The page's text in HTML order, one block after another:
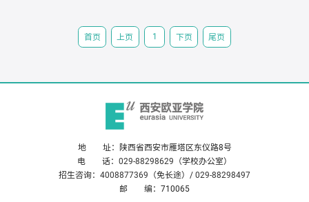
首页 上页 1 下页 尾页
地 址：陕西省西安市雁塔区东仪路8号
电 话： 029-88298629 （学校办公室）
招生咨询： 4008877369 （免长途）/029-88298497
邮 编：710065